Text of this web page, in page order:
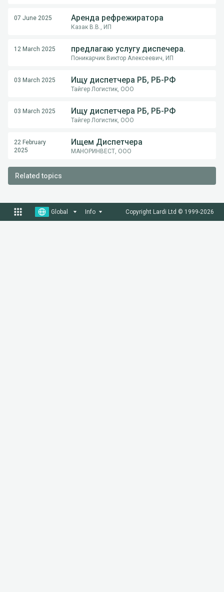
07 June 2025 Аренда рефрежиратора
Казак В.В., ИП
12 March 2025 предлагаю услугу диспечера.
Поникарчик Виктор Алексеевич, ИП
03 March 2025 Ищу диспетчера РБ, РБ-РФ
Тайгер Логистик, ООО
03 March 2025 Ищу диспетчера РБ, РБ-РФ
Тайгер Логистик, ООО
22 February
2025
Ищем Диспетчера
МАНОРИНВЕСТ, ООО
Related topics
Global Info Copyright Lardi Ltd © 1999-2026